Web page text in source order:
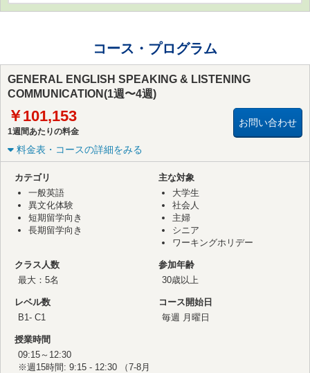
コース・プログラム
GENERAL ENGLISH SPEAKING & LISTENING
COMMUNICATION(1週〜4週)
￥101,153
1週間あたりの料金
お問い合わせ
料金表・コースの詳細をみる
カテゴリ
一般英語
異文化体験
短期留学向き
長期留学向き
主な対象
大学生
社会人
主婦
シニア
ワーキングホリデー
クラス人数
最大：5名
参加年齢
30歳以上
レベル数
B1- C1
コース開始日
毎週 月曜日
授業時間
09:15～12:30
※週15時間: 9:15 - 12:30 （7-8月